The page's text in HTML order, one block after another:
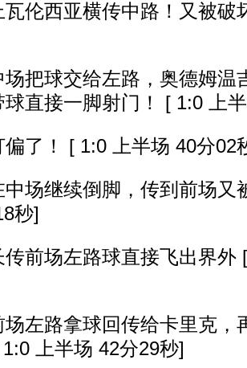
西亚横传中路！又被破
球交给左路，奥德姆温
球直接一脚射门！ [ 1:0 上
！ [ 1:0 上半场 40分02
继续倒脚，传到前场又
秒]
场左路球直接飞出界外 [
路拿球回传给卡里克，
上半场 42分29秒]